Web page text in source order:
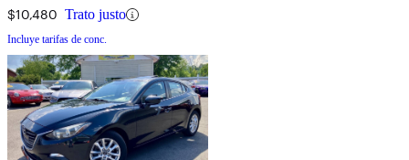
$10,480 Trato justo
Incluye tarifas de conc.